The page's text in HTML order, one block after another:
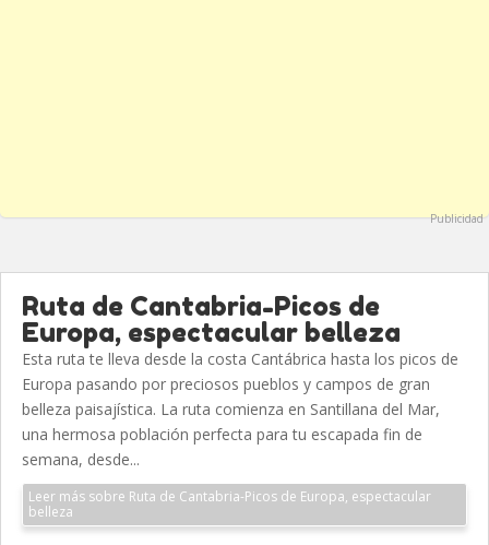
Publicidad
Ruta de Cantabria-Picos de
Europa, espectacular belleza
Esta ruta te lleva desde la costa Cantábrica hasta los picos de
Europa pasando por preciosos pueblos y campos de gran
belleza paisajística. La ruta comienza en Santillana del Mar,
una hermosa población perfecta para tu escapada fin de
semana, desde...
Leer más sobre Ruta de Cantabria-Picos de Europa, espectacular
belleza